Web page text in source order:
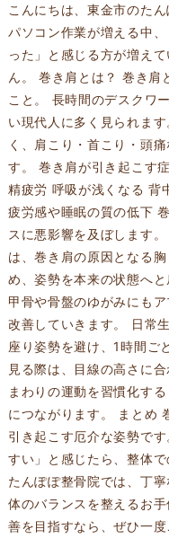
こんにちは、東金市のた
パソコン作業が増える中
った」と感じる方が増え
ん。 巻き肩とは？ 巻き肩
こと。 長時間のデスクワ
い現代人に多く見られま
く、肩こり・首こり・頭
す。 巻き肩が引き起こす
精疲労 呼吸が浅くなる 背
疲労感や睡眠の質の低下
スに悪影響を及ぼします
は、巻き肩の原因となる
め、姿勢を本来の状態へ
甲骨や骨盤のゆがみにも
改善していきます。 日常
座り姿勢を避け、1時間ご
見る際は、目線の高さに
まわりの運動を習慣化す
につながります。 まとめ
引き起こす厄介な姿勢で
すい」と感じたら、整体
たんぽぽ整骨院では、丁
体のバランスを整えるお
善を目指すなら、ぜひ一度